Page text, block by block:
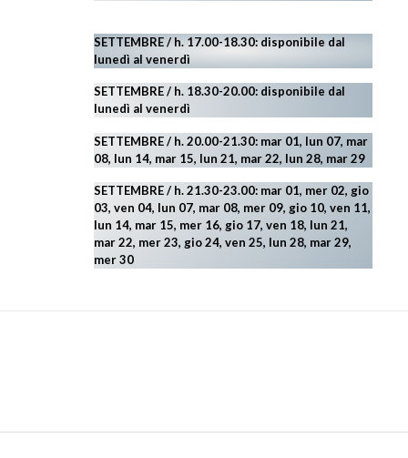
SETTEMBRE / h. 17.00-18.30: disponibile dal
lunedì al venerdì
SETTEMBRE / h. 18.30-20.00: disponibile dal
lunedì al venerdì
SETTEMBRE / h. 20.00-21.30: mar 01, lun 07, mar
08, lun 14, mar 15, lun 21, mar 22, lun 28, mar 29
SETTEMBRE / h. 21.30-23.00: mar 01, mer 02, gio
03, ven 04, lun 07, mar 08, mer 09, gio 10, ven 11,
lun 14, mar 15, mer 16, gio 17, ven 18, lun 21,
mar 22, mer 23, gio 24, ven 25, lun 28, mar 29,
mer 30